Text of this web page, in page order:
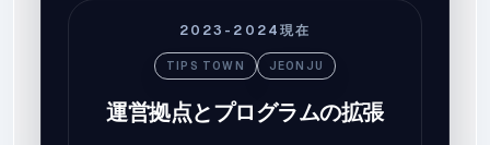
2023-2024現在
TIPS TOWN JEONJU
運営拠点とプログラムの拡張